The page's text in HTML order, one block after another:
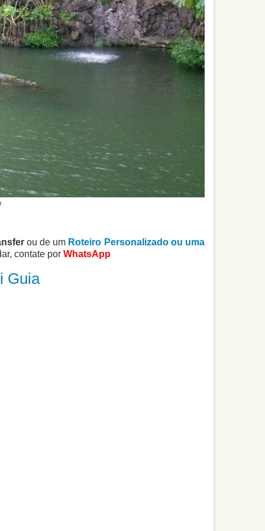
ou de um Roteiro Personalizado ou uma
contate por WhatsApp
Guia